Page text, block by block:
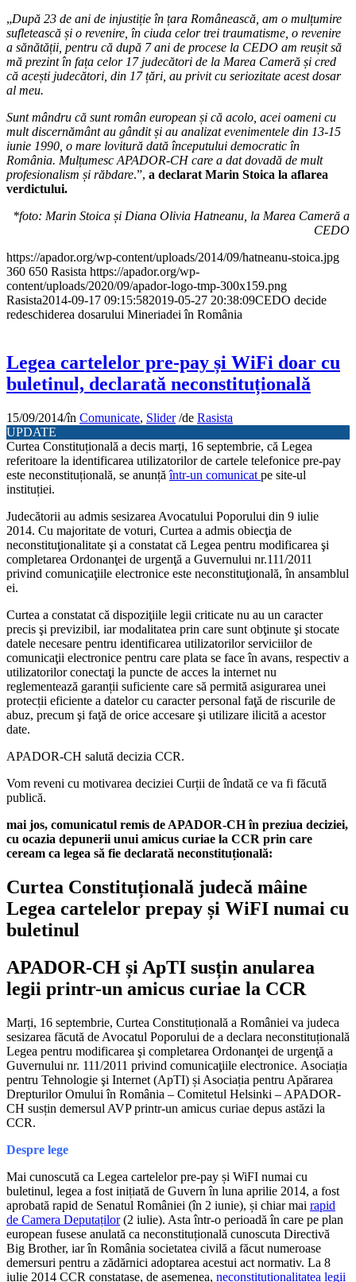
„După 23 de ani de injustiție în țara Românească, am o mulțumire
sufletească și o revenire, în ciuda celor trei traumatisme, o revenire
a sănătății, pentru că după 7 ani de procese la CEDO am reușit să
mă prezint în fața celor 17 judecători de la Marea Cameră și cred
că acești judecători, din 17 țări, au privit cu seriozitate acest dosar
al meu.
Sunt mândru că sunt român european și că acolo, acei oameni cu
mult discernământ au gândit și au analizat evenimentele din 13-15
iunie 1990, o mare lovitură dată începutului democratic în
România. Mulțumesc APADOR-CH care a dat dovadă de mult
profesionalism și răbdare.”, a declarat Marin Stoica la aflarea
verdictului.
*foto: Marin Stoica și Diana Olivia Hatneanu, la Marea Cameră a
CEDO
https://apador.org/wp-content/uploads/2014/09/hatneanu-stoica.jpg
360 650 Rasista https://apador.org/wp-
content/uploads/2020/09/apador-logo-tmp-300x159.png
Rasista2014-09-17 09:15:582019-05-27 20:38:09CEDO decide
redeschiderea dosarului Mineriadei în România
Legea cartelelor pre-pay și WiFi doar cu
buletinul, declarată neconstituțională
15/09/2014/în Comunicate, Slider /de Rasista
UPDATE
Curtea Constituțională a decis marți, 16 septembrie, că Legea
referitoare la identificarea utilizatorilor de cartele telefonice pre-pay
este neconstituțională, se anunțăîntr-un comunicat pe site-ul
instituției.
Judecătorii au admis sesizarea Avocatului Poporului din 9 iulie
2014. Cu majoritate de voturi, Curtea a admis obiecţia de
neconstituţionalitate şi a constatat că Legea pentru modificarea şi
completarea Ordonanţei de urgenţă a Guvernului nr.111/2011
privind comunicaţiile electronice este neconstituţională, în ansamblul
ei.
Curtea a constatat că dispoziţiile legii criticate nu au un caracter
precis şi previzibil, iar modalitatea prin care sunt obţinute şi stocate
datele necesare pentru identificarea utilizatorilor serviciilor de
comunicaţii electronice pentru care plata se face în avans, respectiv a
utilizatorilor conectaţi la puncte de acces la internet nu
reglementează garanții suficiente care să permită asigurarea unei
protecții eficiente a datelor cu caracter personal faţă de riscurile de
abuz, precum şi faţă de orice accesare şi utilizare ilicită a acestor
date.
APADOR-CH salută decizia CCR.
Vom reveni cu motivarea deciziei Curții de îndată ce va fi făcută
publică.
mai jos, comunicatul remis de APADOR-CH în preziua deciziei,
cu ocazia depunerii unui amicus curiae la CCR prin care
ceream ca legea să fie declarată neconstituțională:
Curtea Constituțională judecă mâine
Legea cartelelor prepay și WiFI numai cu
buletinul
APADOR-CH și ApTI susțin anularea
legii printr-un amicus curiae la CCR
Marți, 16 septembrie, Curtea Constituțională a României va judeca
sesizarea făcută de Avocatul Poporului de a declara neconstituțională
Legea pentru modificarea şi completarea Ordonanţei de urgenţă a
Guvernului nr. 111/2011 privind comunicaţiile electronice. Asociația
pentru Tehnologie şi Internet (ApTI) și Asociația pentru Apărarea
Drepturilor Omului în România – Comitetul Helsinki – APADOR-
CH susțin demersul AVP printr-un amicus curiae depus astăzi la
CCR.
Despre lege
Mai cunoscută ca Legea cartelelor pre-pay și WiFI numai cu
buletinul, legea a fost inițiată de Guvern în luna aprilie 2014, a fost
aprobată rapid de Senatul României (în 2 iunie), și chiar mai rapid
de Camera Deputaților(2 iulie). Asta într-o perioadă în care pe plan
european fusese anulată ca neconstituțională cunoscuta Directivă
Big Brother, iar în România societatea civilă a făcut numeroase
demersuri pentru a zădărnici adoptarea acestui act normativ. La 8
iulie 2014 CCR constatase, de asemenea, neconstituționalitatea legii